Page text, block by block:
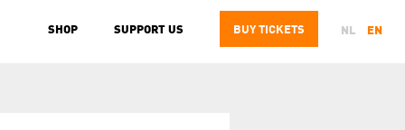
NL EN
BUYTICKETS
SUPPORT US
SHOP